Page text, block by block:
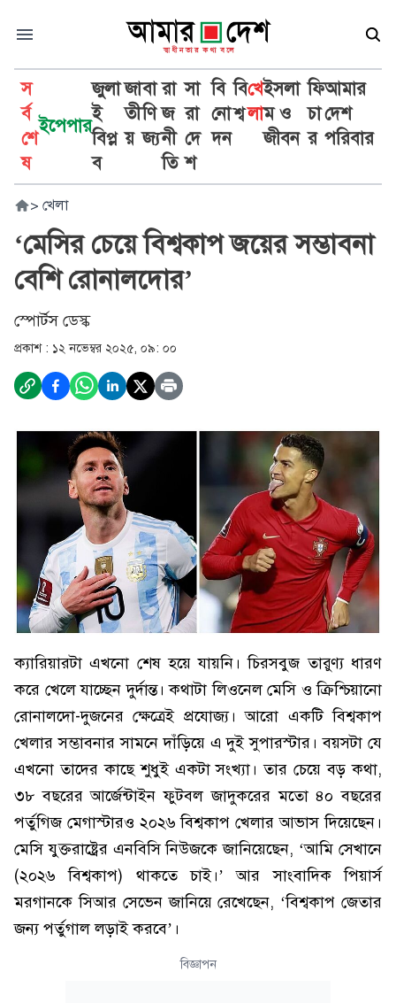
স
র্ব
শে
ষ
ইপেপার
জুলা
ই
বিপ্ল
ব
জা
তী
য়
বা
ণি
জ্য
রা
জ
নী
তি
সা
রা
দে
শ
বি
নো
দন
বি
শ্ব
খে
লা
ইসলা
ম ও
জীবন
ফি
চা
র
আমার
দেশ
পরিবার
> খেলা
‘মেসির চেয়ে বিশ্বকাপ জয়ের সম্ভাবনা
বেশি রোনালদোর’
স্পোর্টস ডেস্ক
প্রকাশ : ১২ নভেম্বর ২০২৫, ০৯: ০০
ক্যারিয়ারটা এখনো শেষ হয়ে যায়নি। চিরসবুজ তারুণ্য ধারণ
করে খেলে যাচ্ছেন দুর্দান্ত। কথাটা লিওনেল মেসি ও ক্রিশ্চিয়ানো
রোনালদো-দুজনের ক্ষেত্রেই প্রযোজ্য। আরো একটি বিশ্বকাপ
খেলার সম্ভাবনার সামনে দাঁড়িয়ে এ দুই সুপারস্টার। বয়সটা যে
এখনো তাদের কাছে শুধুই একটা সংখ্যা। তার চেয়ে বড় কথা,
৩৮ বছরের আর্জেন্টাইন ফুটবল জাদুকরের মতো ৪০ বছরের
পর্তুগিজ মেগাস্টারও ২০২৬ বিশ্বকাপ খেলার আভাস দিয়েছেন।
মেসি যুক্তরাষ্ট্রের এনবিসি নিউজকে জানিয়েছেন, ‘আমি সেখানে
(২০২৬ বিশ্বকাপ) থাকতে চাই।’ আর সাংবাদিক পিয়ার্স
মরগানকে সিআর সেভেন জানিয়ে রেখেছেন, ‘বিশ্বকাপ জেতার
জন্য পর্তুগাল লড়াই করবে’।
বিজ্ঞাপন